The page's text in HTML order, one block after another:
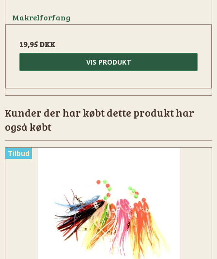
Makrelforfang
19,95 DKK
VIS PRODUKT
Kunder der har købt dette produkt har
også købt
Tilbud